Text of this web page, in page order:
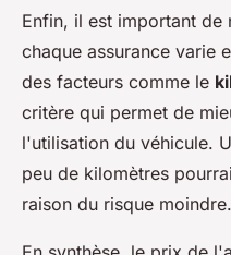
Enfin, il est important
chaque assurance varie
des facteurs comme le
critère qui permet de
l'utilisation du véhicule.
peu de kilomètres
raison du risque moindre.